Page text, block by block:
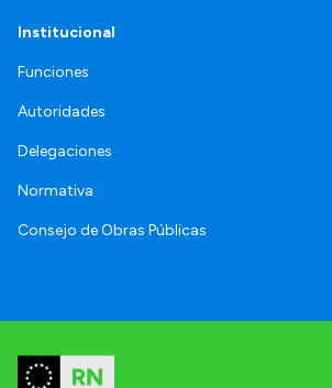
Institucional
Funciones
Autoridades
Delegaciones
Normativa
Consejo de Obras Públicas